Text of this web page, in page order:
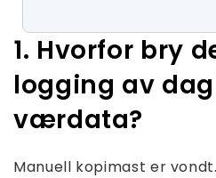
1. Hvorfor bry
logging av
værdata?
Manuell kopimast er